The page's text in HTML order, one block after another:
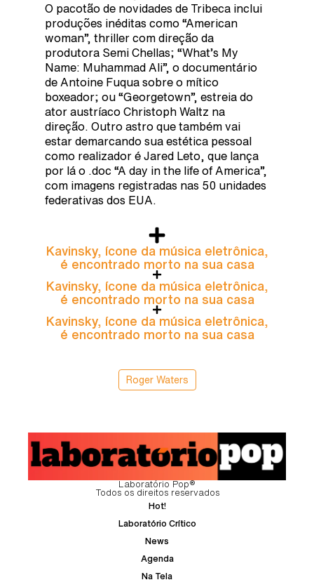
O pacotão de novidades de Tribeca inclui
produções inéditas como “American
woman”, thriller com direção da
produtora Semi Chellas; “What’s My
Name: Muhammad Ali”, o documentário
de Antoine Fuqua sobre o mítico
boxeador; ou “Georgetown”, estreia do
ator austríaco Christoph Waltz na
direção. Outro astro que também vai
estar demarcando sua estética pessoal
como realizador é Jared Leto, que lança
por lá o .doc “A day in the life of America”,
com imagens registradas nas 50 unidades
federativas dos EUA.
Kavinsky, ícone da música eletrônica,
é encontrado morto na sua casa
Kavinsky, ícone da música eletrônica,
é encontrado morto na sua casa
Kavinsky, ícone da música eletrônica,
é encontrado morto na sua casa
Roger Waters
Laboratório Pop®
Todos os direitos reservados
Hot!
Laboratório Crítico
News
Agenda
Na Tela